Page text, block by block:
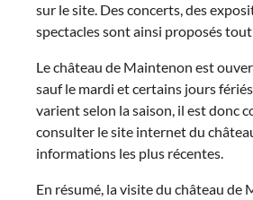
sur le site. Des concerts, des
spectacles sont ainsi proposés tout
Le château de Maintenon est
sauf le mardi et certains jours
varient selon la saison, il est donc
consulter le site internet du
informations les plus récentes.
En résumé, la visite du château de